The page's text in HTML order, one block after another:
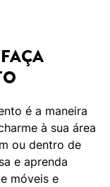
é a maneira
à sua área
ou dentro de
e aprenda
móveis e